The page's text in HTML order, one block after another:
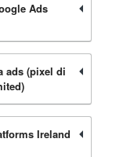
Ads
ads (pixel di
Ireland